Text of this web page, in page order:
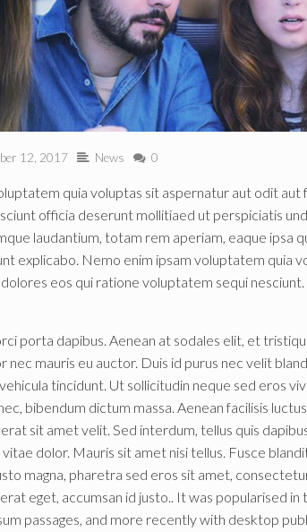
12, 2017 News 0
quia voluptas sit aspernatur aut odit aut
officia deserunt mollitiaed ut perspiciatis
laudantium, totam rem aperiam, eaque ipsa
explicabo. Nemo enim ipsam voluptatem quia
eos qui ratione voluptatem sequi
porta dapibus. Aenean at sodales elit, et
nec mauris eu auctor. Duis id purus nec velit
tincidunt. Ut sollicitudin neque sed eros
bibendum dictum massa. Aenean facilisis
sit amet velit. Sed interdum, tellus quis
dolor. Mauris sit amet nisi tellus. Fusce
magna, pharetra sed eros sit amet,
eget, accumsan id justo.. It was popularised
passages, and more recently with desktop